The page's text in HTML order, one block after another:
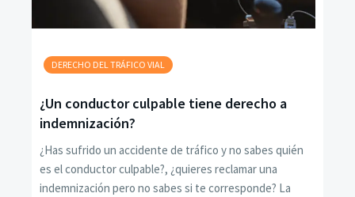
DERECHO DEL TRÁFICO VIAL
¿Un conductor culpable tiene derecho a
indemnización?
¿Has sufrido un accidente de tráfico y no sabes quién
es el conductor culpable?, ¿quieres reclamar una
indemnización pero no sabes si te corresponde? La